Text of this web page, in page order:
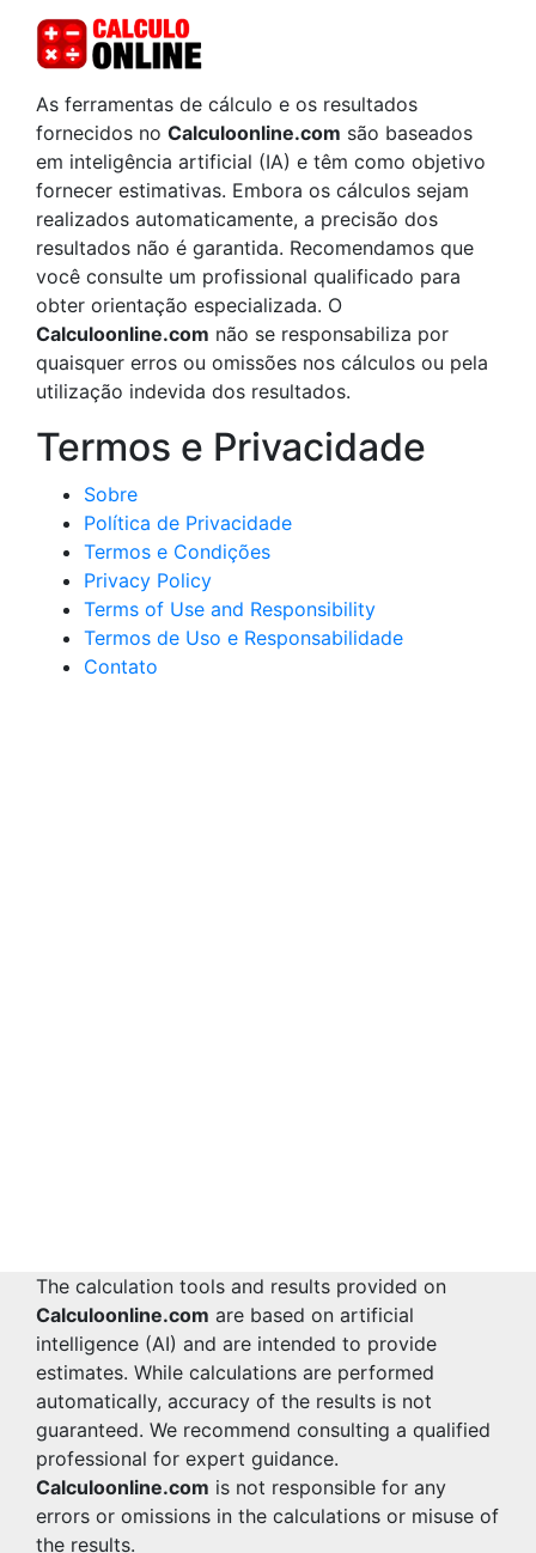
As ferramentas de cálculo e os resultados
fornecidos no Calculoonline.com são baseados
em inteligência artificial (IA) e têm como objetivo
fornecer estimativas. Embora os cálculos sejam
realizados automaticamente, a precisão dos
resultados não é garantida. Recomendamos que
você consulte um profissional qualificado para
obter orientação especializada. O
Calculoonline.com não se responsabiliza por
quaisquer erros ou omissões nos cálculos ou pela
utilização indevida dos resultados.
Termos e Privacidade
Sobre
Política de Privacidade
Termos e Condições
Privacy Policy
Terms of Use and Responsibility
Termos de Uso e Responsabilidade
Contato
The calculation tools and results provided on
Calculoonline.com are based on artificial
intelligence (AI) and are intended to provide
estimates. While calculations are performed
automatically, accuracy of the results is not
guaranteed. We recommend consulting a qualified
professional for expert guidance.
Calculoonline.com is not responsible for any
errors or omissions in the calculations or misuse of
the results.